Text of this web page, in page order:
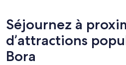
soir,
9
août
-
Bora
pour
demain
soir,
à Bora
Bora
pour
la
Séjournez à
d’attractions
Bora